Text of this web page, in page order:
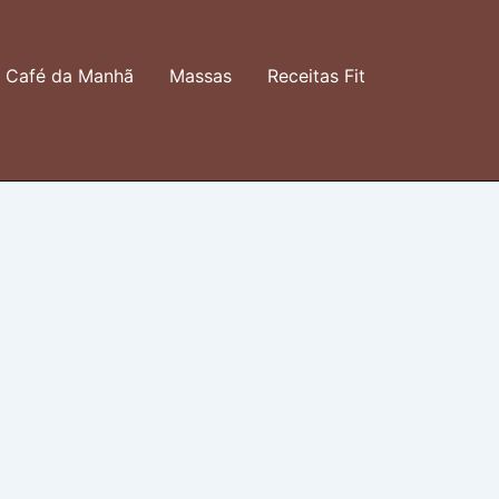
Café da Manhã Massas Receitas Fit